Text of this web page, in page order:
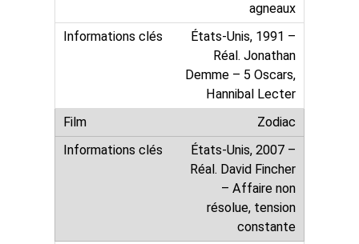
agneaux
États-Unis, 1991 –
Réal. Jonathan
Demme – 5 Oscars,
Hannibal Lecter
Zodiac
États-Unis, 2007 –
Réal. David Fincher
– Affaire non
résolue, tension
constante